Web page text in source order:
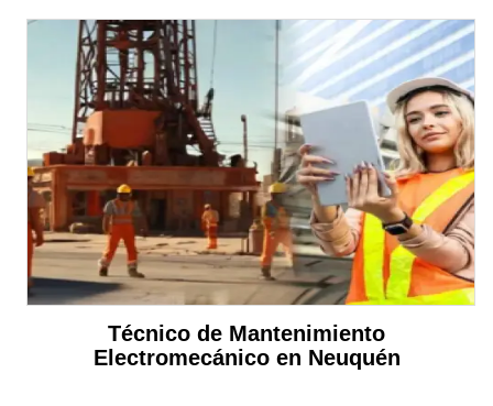
Técnico de Mantenimiento
Electromecánico en Neuquén